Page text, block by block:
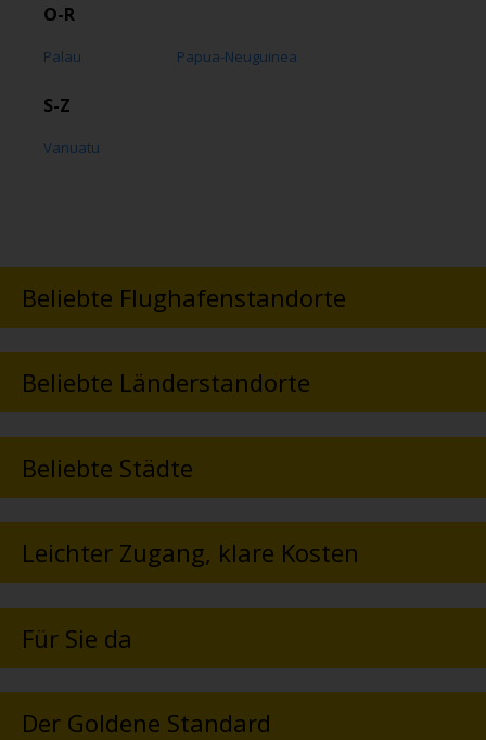
O-R
Palau Papua-Neuguinea
S-Z
Vanuatu
Beliebte Flughafenstandorte
Beliebte Länderstandorte
Beliebte Städte
Leichter Zugang, klare Kosten
Für Sie da
Der Goldene Standard